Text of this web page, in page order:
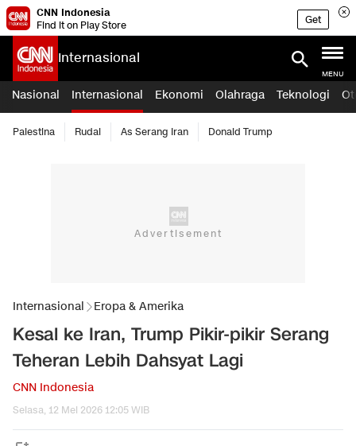
CNN Indonesia
Find it on Play Store
Get
Internasional
MENU
Nasional Internasional Ekonomi Olahraga Teknologi
Palestina Rudal As Serang Iran Donald Trump
Internasional Eropa & Amerika
Kesal ke Iran, Trump Pikir-pikir Serang
Teheran Lebih Dahsyat Lagi
CNN Indonesia
Selasa, 12 Mei 2026 12:05 WIB